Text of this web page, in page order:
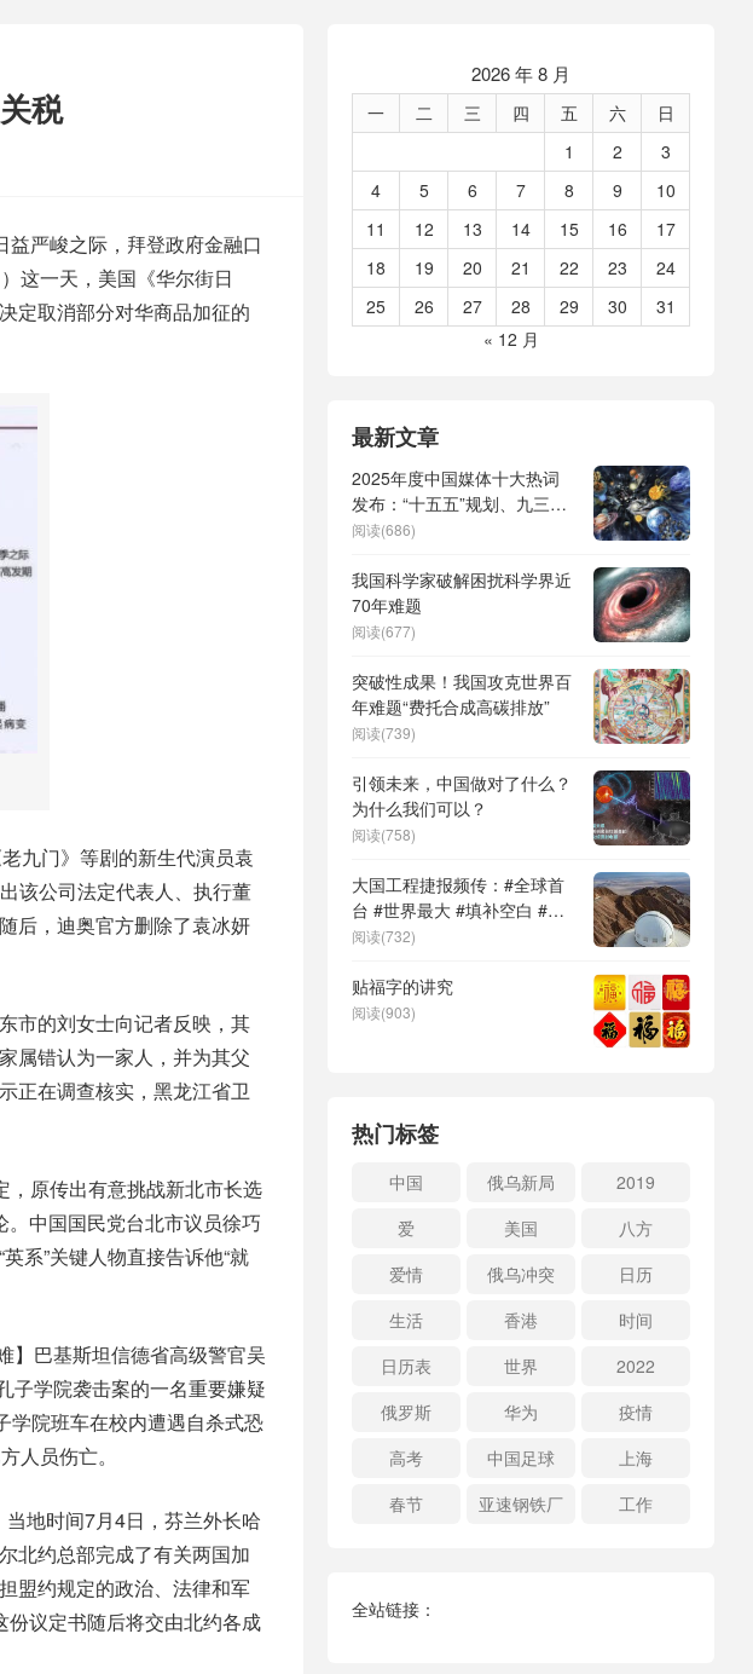
税
益严峻之际，拜登政府金融口
这一天，美国《华尔街日
定取消部分对华商品加征的
九门》等剧的新生代演员袁
该公司法定代表人、执行董
后，迪奥官方删除了袁冰妍
市的刘女士向记者反映，其
属错认为一家人，并为其父
正在调查核实，黑龙江省卫
，原传出有意挑战新北市长选
中国国民党台北市议员徐巧
系”关键人物直接告诉他“就
】巴基斯坦信德省高级警官吴
子学院袭击案的一名重要嫌疑
学院班车在校内遭遇自杀式恐
人员伤亡。
当地时间7月4日，芬兰外长哈
北约总部完成了有关两国加
盟约规定的政治、法律和军
议定书随后将交由北约各成
2026 年 8 月
一 二 三 四 五 六
日
1
2
3
4
5 6 7 8 9
10
11
12 13 14 15 16
17
18
19 20 21 22 23
24
25
26 27 28 29 30
31
« 12 月
最新文章
2025年度中国媒体十大热词
发布：“十五五”规划、九三阅
兵、全球治理倡议、
形机器人、苏超、票根经济、
育儿补贴、科学素养、网络生
态治理
阅读(686)
我国科学家破解困扰科学界近
70年难题
阅读(677)
突破性成果！我国攻克世界百
年难题“费托合成高碳排放”
阅读(739)
引领未来，中国做对了什么？
为什么我们可以？
阅读(758)
大国工程捷报频传：#全球首
台 #世界最大 #填补空白 #突
破关键节点
阅读(732)
贴福字的讲究
阅读(903)
热门标签
中国 俄乌新局
2019
爱
美国
八方
爱情
俄乌冲突
日历
生活
香港
时间
日历表
世界
2022
俄罗斯
华为
疫情
高考
中国足球
上海
春节
亚速钢铁厂 工作
全站链接：